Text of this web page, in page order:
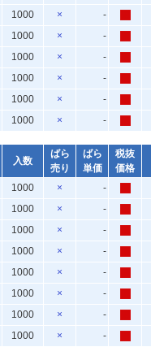
1000 × -
1000 × -
1000 × -
1000 × -
1000 × -
1000 × -
入数
ばら
売り
ばら
単価
税抜
価格
1000 × -
1000 × -
1000 × -
1000 × -
1000 × -
1000 × -
1000 × -
1000 × -